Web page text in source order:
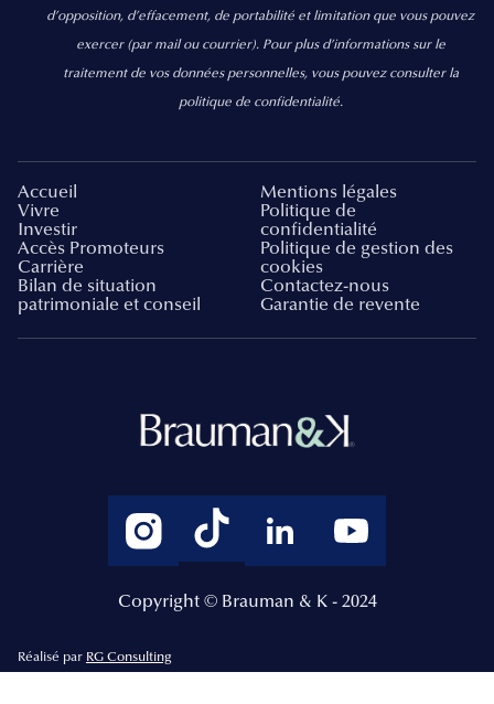
d’opposition, d’effacement, de portabilité et limitation que vous pouvez
exercer (par mail ou courrier). Pour plus d’informations sur le
traitement de vos données personnelles, vous pouvez consulter la
politique de confidentialité.
Accueil
Vivre
Investir
Accès Promoteurs
Carrière
Bilan de situation
patrimoniale et conseil
Mentions légales
Politique de
confidentialité
Politique de gestion des
cookies
Contactez-nous
Garantie de revente
Copyright © Brauman & K - 2024
Réalisé par RG Consulting